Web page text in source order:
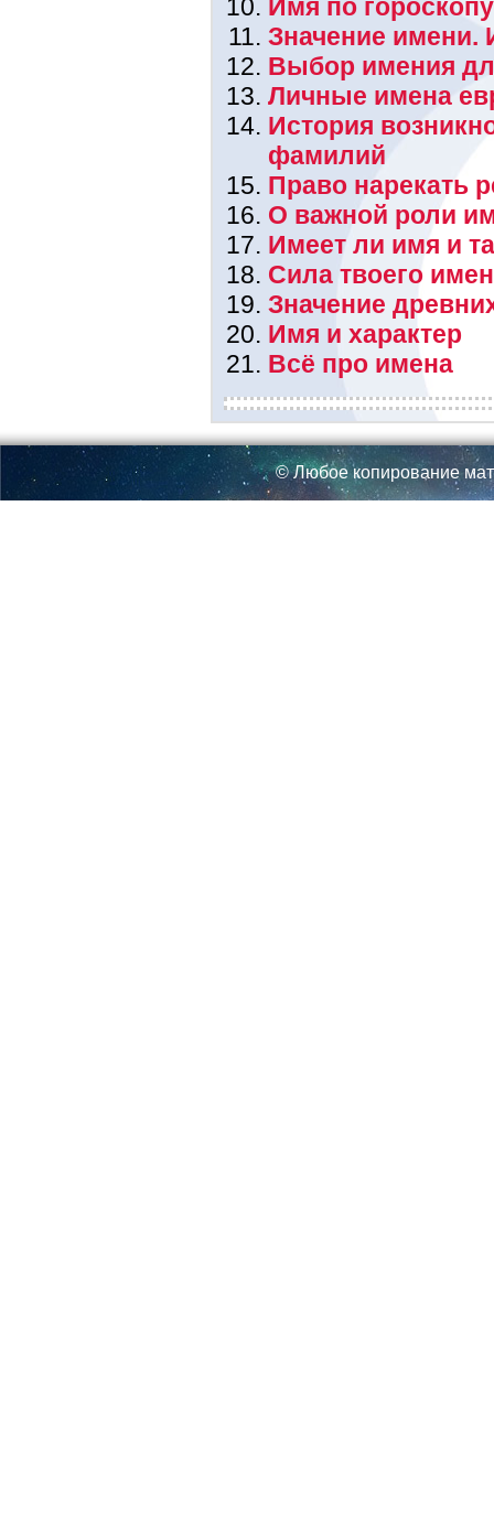
Имя по
Значение
Выбор имения
Личные имена
История
фамилий
Право нарекать
О важной роли
Имеет ли имя и
Сила твоего
Значение
Имя и характер
Всё про имена
© Любое копирование